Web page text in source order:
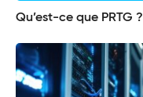
Qu’est-ce que PRTG ?